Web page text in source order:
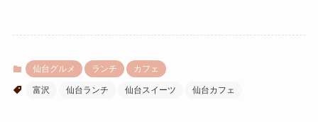
仙台グルメ ランチ カフェ
富沢 仙台ランチ 仙台スイーツ 仙台カフェ